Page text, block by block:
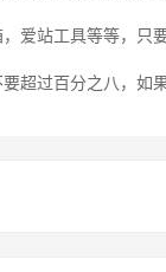
爱站工具等等，只
超过百分之八，如